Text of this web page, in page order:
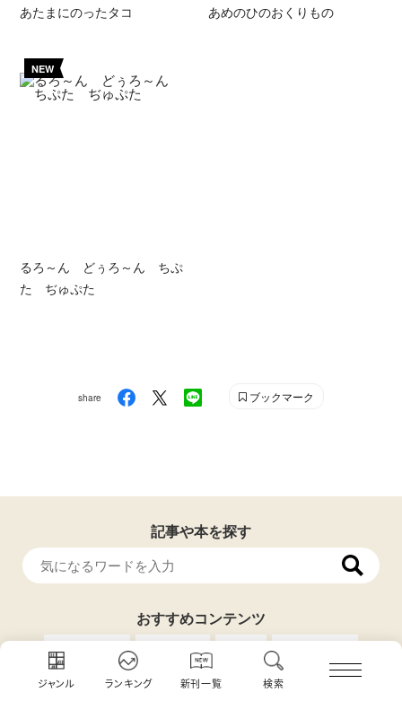
ジャンル ランキング 新刊一覧 検索
あたまにのったタコ あめのひのおくりもの
NEW
るろ～ん どぅろ～ん ちぷ
た ぢゅぷた
share ブックマーク
記事や本を探す
おすすめコンテンツ
読み聞かせ
制作日記 講談社絵本新人賞